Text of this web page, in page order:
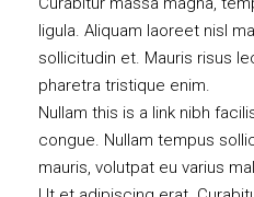
ligula. Aliquam laoreet nisl
sollicitudin et. Mauris risus
pharetra tristique enim.
Nullam this is a link nibh
congue. Nullam tempus
mauris, volutpat eu varius